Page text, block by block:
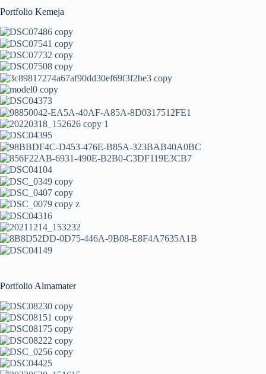
Portfolio Kemeja
Portfolio Almamater